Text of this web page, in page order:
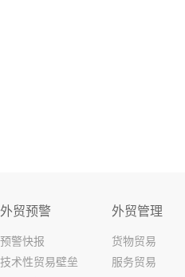
外贸预警
预警快报
技术性贸易壁垒
外贸管理
货物贸易
服务贸易